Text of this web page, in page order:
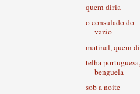
quem diria
o consulado do
vazio
matinal, quem
telha portuguesa,
benguela
sob a noite